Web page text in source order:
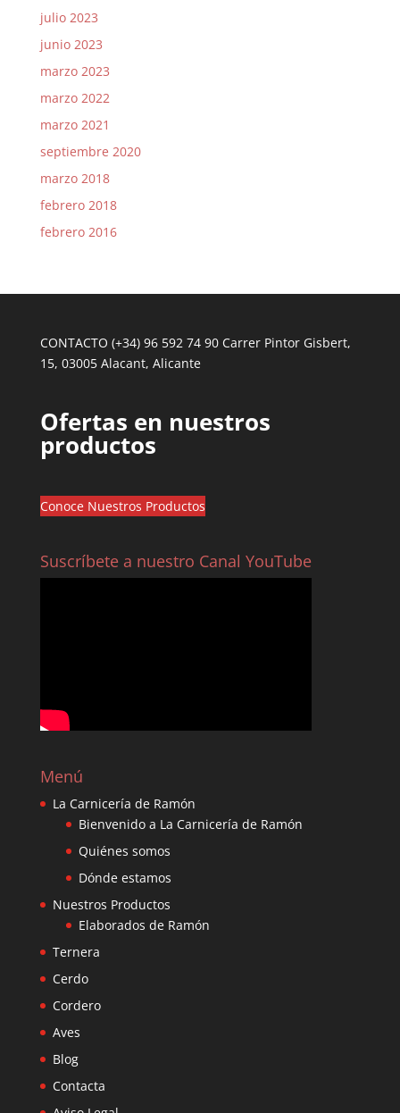
julio 2023
junio 2023
marzo 2023
marzo 2022
marzo 2021
septiembre 2020
marzo 2018
febrero 2018
febrero 2016
CONTACTO (+34) 96 592 74 90 Carrer Pintor Gisbert,
15, 03005 Alacant, Alicante
Ofertas en nuestros
productos
Conoce Nuestros Productos
Suscríbete a nuestro Canal YouTube
Menú
La Carnicería de Ramón
Bienvenido a La Carnicería de Ramón
Quiénes somos
Dónde estamos
Nuestros Productos
Elaborados de Ramón
Ternera
Cerdo
Cordero
Aves
Blog
Contacta